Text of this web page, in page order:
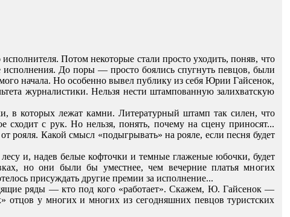
Потом некоторые стали просто уходить, поняв, что
исполнения. До поры — просто боялись спугнуть певцов, были
начала. Но особенно вывел публику из себя Юрии Гайсенок,
журналистики. Нельзя нести штампованную залихватскую
которых лежат камни. Литературный штамп так силен, что
сходит с рук. Но нельзя, понять, почему на сцену приносят...
рояля. Какой смысл «подыгрывать» на рояле, если песня будет
лесу и, надев белые кофточки и темные глаженые юбочки, будет
но они были бы уместнее, чем вечерние платья многих
присуждать другие премии за исполнение...
ряды — кто под кого «работает». Скажем, Ю. Гайсенок —
у многих и многих из сегодняшних певцов туристских